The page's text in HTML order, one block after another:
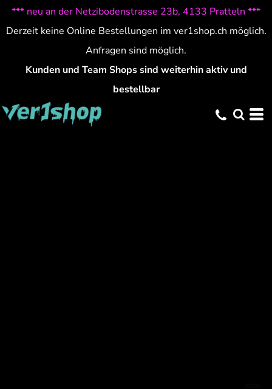
*** neu an der Netzibodenstrasse 23b, 4133 Pratteln ***
Derzeit keine Online Bestellungen im ver1shop.ch möglich.
Anfragen sind möglich.
Kunden und Team Shops sind weiterhin aktiv und
bestellbar